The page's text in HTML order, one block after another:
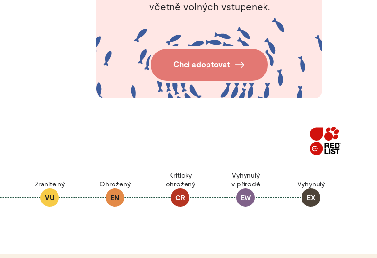
včetně volných vstupenek.
Chci adoptovat
Zranitelný
VU
Ohrožený
EN
Kriticky
ohrožený
CR
Vyhynulý
v přírodě
EW
Vyhynulý
EX